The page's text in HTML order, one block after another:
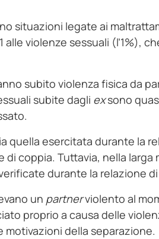
situazioni legate ai
alle violenze sessuali (l’1%),
subito violenza fisica da
subite dagli exsono
quella esercitata durante la
coppia. Tuttavia, nella larga
durante la relazione
un partnerviolento al
proprio a causa delle
motivazioni della separazione.